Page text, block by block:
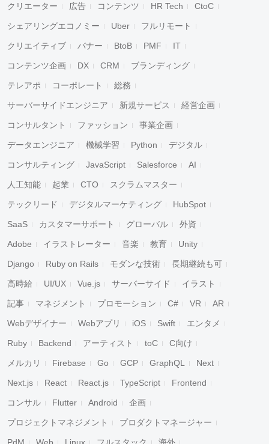
クリエーター 広告 コンテンツ HR Tech CtoC
シェアリングエコノミー Uber フルリモート
クリエイティブ バナー BtoB PMF IT
コンテンツ企画 DX CRM ブランディング
テレアポ コーポレート 総務
サーバーサイドエンジニア 新規サービス 経営企画
コンサルタント ファッション 事業企画
データエンジニア 機械学習 Python デジタル
コンサルティング JavaScript Salesforce AI
人工知能 起業 CTO スクラムマスター
テックリード デジタルマーケティング HubSpot
SaaS カスタマーサポート グローバル 外資
Adobe イラストレーター 音楽 教育 Unity
Django Ruby on Rails モダンな技術 長期継続も可
高時給 UI/UX Vue.js サーバーサイド イラスト
記事 マネジメント プロモーション C# VR AR
Webデザイナー Webアプリ iOS Swift エンタメ
Ruby Backend アーティスト toC C向け
メルカリ Firebase Go GCP GraphQL Next
Next.js React React.js TypeScript Frontend
コンサル Flutter Android 企画
プロジェクトマネジメント プロダクトマネージャー